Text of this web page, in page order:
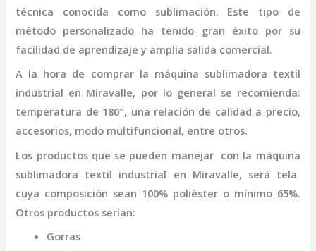
técnica conocida como sublimación. Este tipo de
método personalizado ha tenido gran éxito por su
facilidad de aprendizaje y amplia salida comercial.
A la hora de comprar la máquina sublimadora textil
industrial en Miravalle, por lo general se recomienda:
temperatura de 180°, una relación de calidad a precio,
accesorios, modo multifuncional, entre otros.
Los productos que se pueden manejar con la máquina
sublimadora textil industrial en Miravalle, será tela
cuya composición sean 100% poliéster o mínimo 65%.
Otros productos serían:
Gorras